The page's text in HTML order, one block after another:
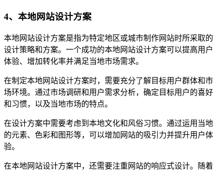
4、本地网站设计方案
本地网站设计方案是指为特定地区或城市制作网站时所采取的
设计策略和方案。一个成功的本地网站设计方案可以提高用户
体验、增加转化率并满足当地市场需求。
在制定本地网站设计方案时，需要充分了解目标用户群体和市
场环境。通过市场调研和用户需求分析，确定目标用户的喜好
和习惯，以及当地市场的特点。
在设计方案中需要考虑到本地文化和风俗习惯。通过运用当地
的元素、色彩和图形等，可以增加网站的吸引力并提升用户体
验。
在本地网站设计方案中，还需要注重网站的响应式设计。随着